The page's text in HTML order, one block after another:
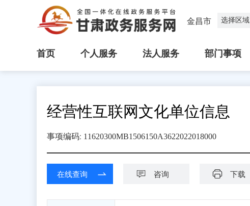
金昌市 选择区域
首页 个人服务 法人服务 部门事项
经营性互联网文化单位信息
事项编码: 11620300MB1506150A3622022018000
在线查询 咨询 下载